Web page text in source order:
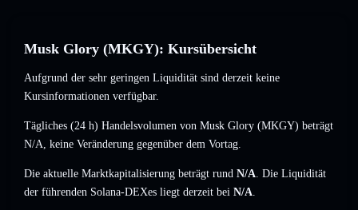
Musk Glory (MKGY): Kursübersicht
Aufgrund der sehr geringen Liquidität sind derzeit keine
Kursinformationen verfügbar.
Tägliches (24 h) Handelsvolumen von Musk Glory (MKGY) beträgt
N/A, keine Veränderung gegenüber dem Vortag.
Die aktuelle Marktkapitalisierung beträgt rund N/A. Die Liquidität
der führenden Solana-DEXes liegt derzeit bei N/A.